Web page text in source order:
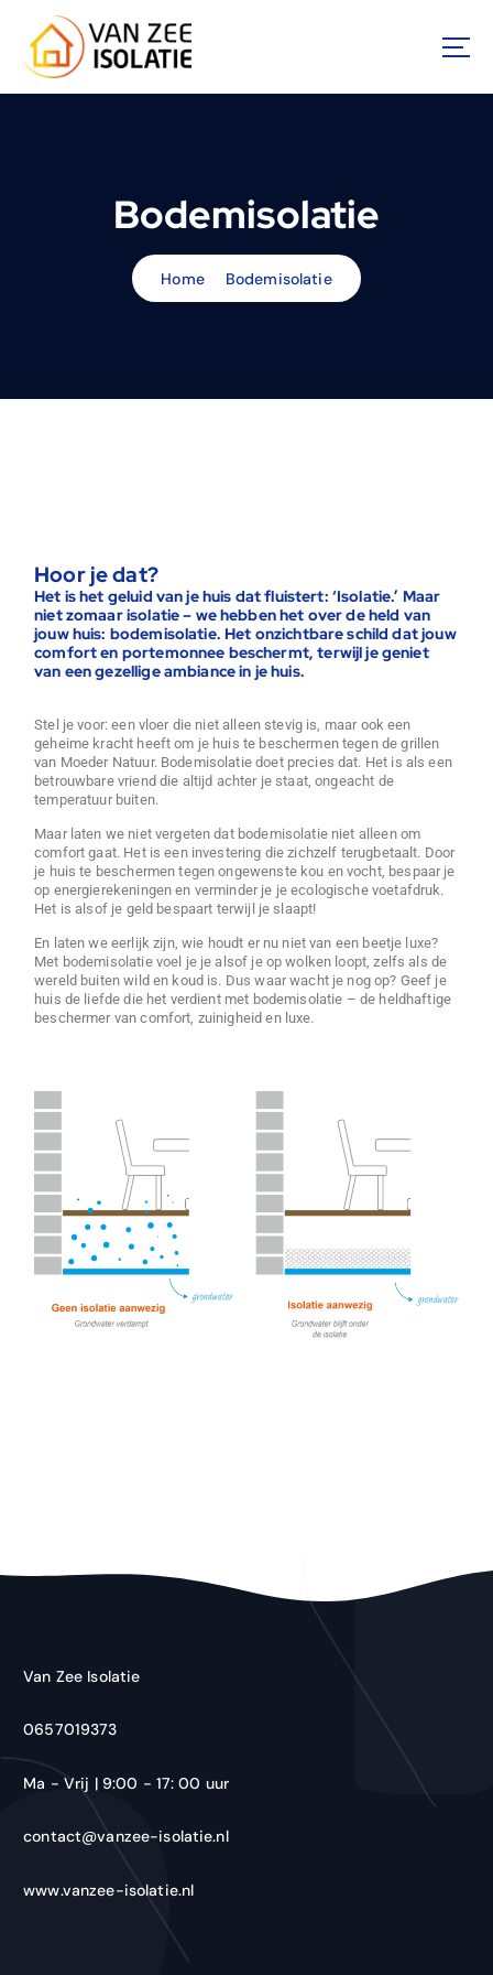
Bodemisolatie
Home Bodemisolatie
Hoor je dat?
Het is het geluid van je huis dat fluistert: ‘Isolatie.’ Maar
niet zomaar isolatie – we hebben het over de held van
jouw huis: bodemisolatie. Het onzichtbare schild dat jouw
comfort en portemonnee beschermt, terwijl je geniet
van een gezellige ambiance in je huis.
Stel je voor: een vloer die niet alleen stevig is, maar ook een
geheime kracht heeft om je huis te beschermen tegen de grillen
van Moeder Natuur. Bodemisolatie doet precies dat. Het is als een
betrouwbare vriend die altijd achter je staat, ongeacht de
temperatuur buiten.
Maar laten we niet vergeten dat bodemisolatie niet alleen om
comfort gaat. Het is een investering die zichzelf terugbetaalt. Door
je huis te beschermen tegen ongewenste kou en vocht, bespaar je
op energierekeningen en verminder je je ecologische voetafdruk.
Het is alsof je geld bespaart terwijl je slaapt!
En laten we eerlijk zijn, wie houdt er nu niet van een beetje luxe?
Met bodemisolatie voel je je alsof je op wolken loopt, zelfs als de
wereld buiten wild en koud is. Dus waar wacht je nog op? Geef je
huis de liefde die het verdient met bodemisolatie – de heldhaftige
beschermer van comfort, zuinigheid en luxe.
Van Zee Isolatie
0657019373
Ma - Vrij | 9:00 - 17: 00 uur
contact@vanzee-isolatie.nl
www.vanzee-isolatie.nl